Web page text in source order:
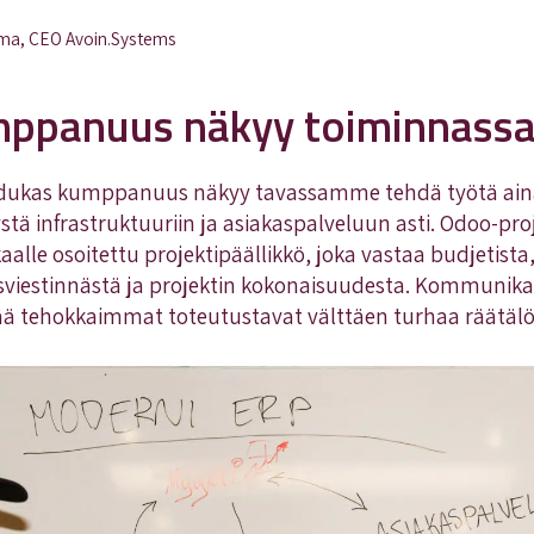
CEO Avoin.Systems
näkyy
kumppanuus näkyy tavassamme tehdä työtä
infrastruktuuriin ja asiakaspalveluun asti. Odoo-
osoitettu projektipäällikkö, joka vastaa
ja projektin kokonaisuudesta.
tehokkaimmat toteutustavat välttäen turhaa